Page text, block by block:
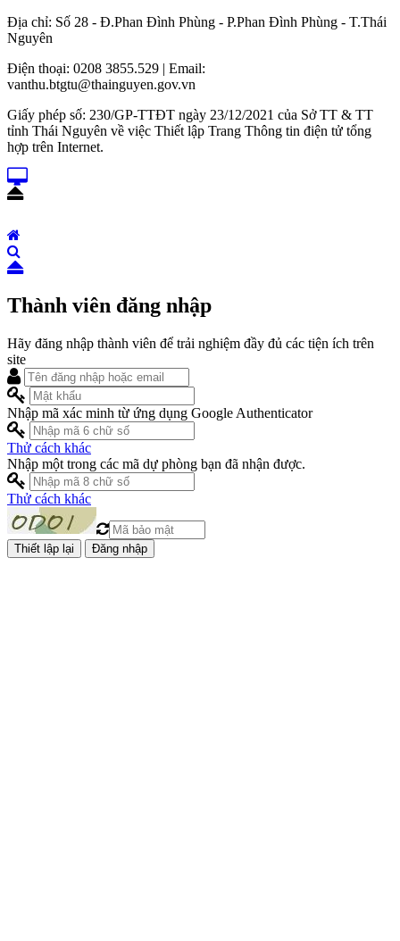
Địa chỉ: Số 28 - Đ.Phan Đình Phùng - P.Phan Đình Phùng - T.Thái
Nguyên
Điện thoại: 0208 3855.529 | Email:
vanthu.btgtu@thainguyen.gov.vn
Giấy phép số: 230/GP-TTĐT ngày 23/12/2021 của Sở TT & TT
tỉnh Thái Nguyên về việc Thiết lập Trang Thông tin điện tử tổng
hợp trên Internet.
Thành viên đăng nhập
Hãy đăng nhập thành viên để trải nghiệm đầy đủ các tiện ích trên
site
Nhập mã xác minh từ ứng dụng Google Authenticator
Thử cách khác
Nhập một trong các mã dự phòng bạn đã nhận được.
Thử cách khác
Đăng nhập